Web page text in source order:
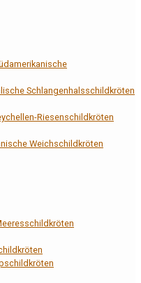
Schlangenhalsschildkröten
Riesenschildkröten
Weichschildkröten